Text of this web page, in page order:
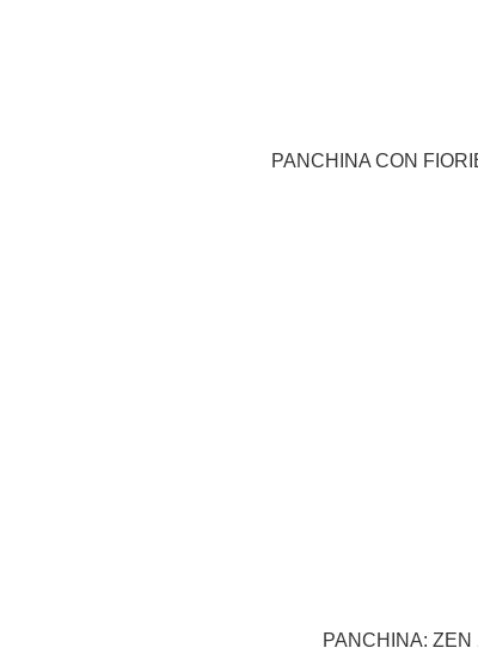
PANCHINA CON
PANCHINA: ZEN